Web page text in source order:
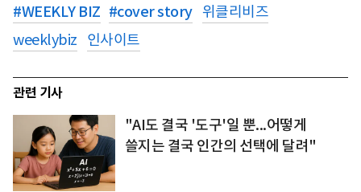
#WEEKLY BIZ #cover story 위클리비즈
weeklybiz
인사이트
관련 기사
"AI도 결국 '도구'일 뿐...어떻게
쓸지는 결국 인간의 선택에 달려"